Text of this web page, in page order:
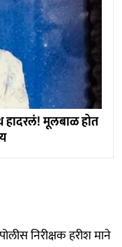
मूलबाळ होत
निरीक्षक हरीश माने